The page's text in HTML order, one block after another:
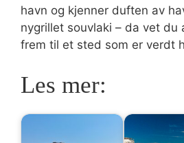
havn og kjenner duften av
nygrillet souvlaki – da vet du
frem til et sted som er verdt
Les mer: